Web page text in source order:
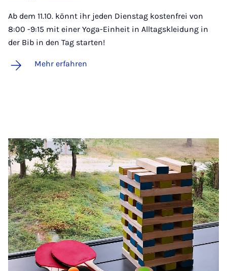
Ab dem 11.10. könnt ihr jeden Dienstag kostenfrei von
8:00 -9:15 mit einer Yoga-Einheit in Alltagskleidung in
der Bib in den Tag starten!
Mehr erfahren